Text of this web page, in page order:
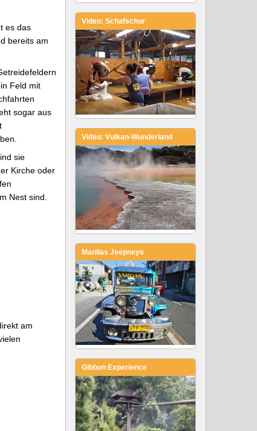
es das
bereits am
Feld mit
sogar aus
sie
Kirche oder
Nest sind.
am
Video: Schafschur
Video: Vulkan-Wunderland
Manilas Jeepneys
Gibbon Experience